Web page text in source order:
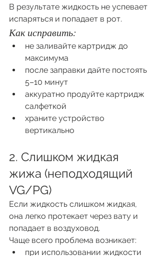
В результате жидкость не успевает
испаряться и попадает в рот.
Как исправить:
не заливайте картридж до
максимума
после заправки дайте постоять
5–10 минут
аккуратно продуйте картридж
салфеткой
храните устройство
вертикально
2. Слишком жидкая
жижа (неподходящий
VG/PG)
Если жидкость слишком жидкая,
она легко протекает через вату и
попадает в воздуховод.
Чаще всего проблема возникает:
при использовании жидкости